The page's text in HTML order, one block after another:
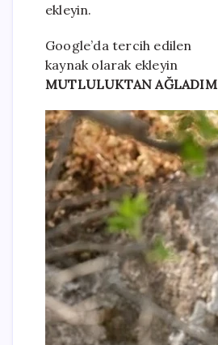
ekleyin.
Google’da tercih edilen
kaynak olarak ekleyin
MUTLULUKTAN AĞLADIM